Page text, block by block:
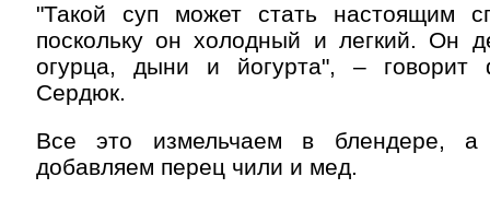
"Такой суп может стать настоящим
поскольку он холодный и легкий. Он
огурца, дыни и йогурта", – говорит
Сердюк.
Все это измельчаем в блендере, а
добавляем перец чили и мед.